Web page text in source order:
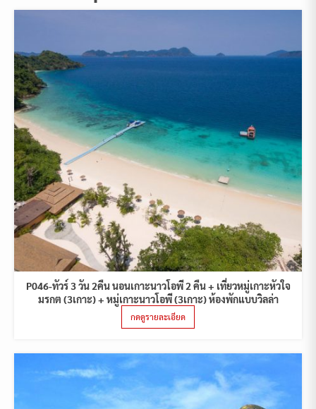
P046-ทัวร์ 3 วัน 2คืน นอนเกาะนาวโอพี 2 คืน + เที่ยวหมู่เกาะหัวใจ
มรกต (3เกาะ) + หมู่เกาะนาวโอพี (3เกาะ) ห้องพักแบบวิลล่า
กดดูรายละเอียด